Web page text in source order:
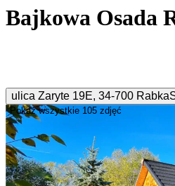
Bajkowa Osada
ulica Zaryte 19E, 34-700 Rabka
Pokaż wszystkie 105 zdjęć